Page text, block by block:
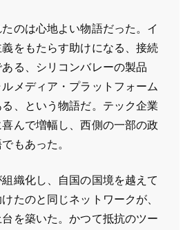
のは心地よい物語だった。イ
をもたらす助けになる、接続
る、シリコンバレーの製品
メディア・プラットフォーム
、という物語だ。テック企業
んで増幅し、西側の一部の政
もあった。
織化し、自国の国境を越えて
たのと同じネットワークが、
を築いた。かつて抵抗のツー